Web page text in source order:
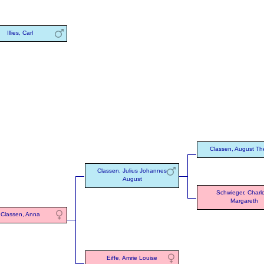
Illies, Carl
Classen, Anna
Classen, Julius Johannes
August
Classen, August
Schwieger,
Margareth
Eiffe, Amrie Louise